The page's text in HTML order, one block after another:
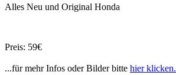
Alles Neu und Original Honda
Preis: 59€
...für mehr Infos oder Bilder bitte hier klicken.